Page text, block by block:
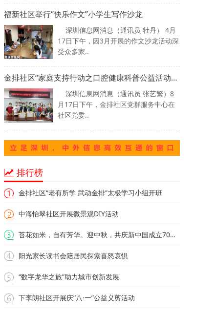
福新社区举行“快乐作文”小学生写作沙龙
深圳信息网消息（通讯员 牡丹） 4月
17日下午，因3月开展的作文沙龙活动深
受众多家..
金排社区“家庭支持行动之口腔健康科普公益活动”开讲了！
深圳信息网消息（通讯员 张艺繁）8
月17日下午，金排社区党群服务中心在
社区党委..
排行榜
金排社区“老有所学 武动金排”太极学习小组开班
中海怡翠社区开展微景观DIY活动
苔花如米，自有芳华。迎中秋，共庆新中国成立70周年
阳光家长读书会陪居民探索喜怒哀惧
“数字龙华之旅”助力城市创新发展
下李朗社区开展庆“八·一”公益义剪活动